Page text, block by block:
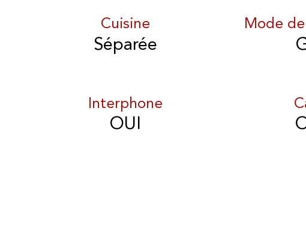
Cuisine
Séparée
Mode
Interphone
OUI